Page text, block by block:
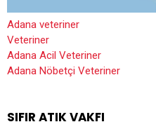
Adana veteriner
Veteriner
Adana Acil Veteriner
Adana Nöbetçi Veteriner
SIFIR ATIK VAKFI